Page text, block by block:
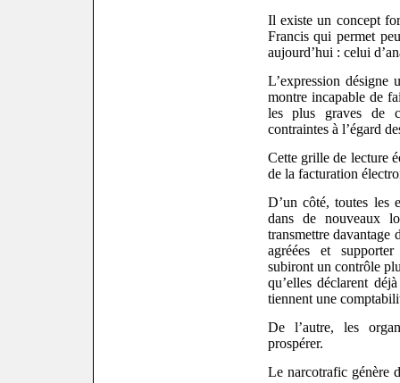
Il existe un concept
Francis qui permet
aujourd’hui : celui
L’expression désigne
montre incapable de
les plus graves de
contraintes à l’égard
Cette grille de lecture
de la facturation
D’un côté, toutes les
dans de nouveaux
transmettre davantage
agréées et
subiront un contrôle
qu’elles déclarent
tiennent une
De l’autre, les
prospérer.
Le narcotrafic génère